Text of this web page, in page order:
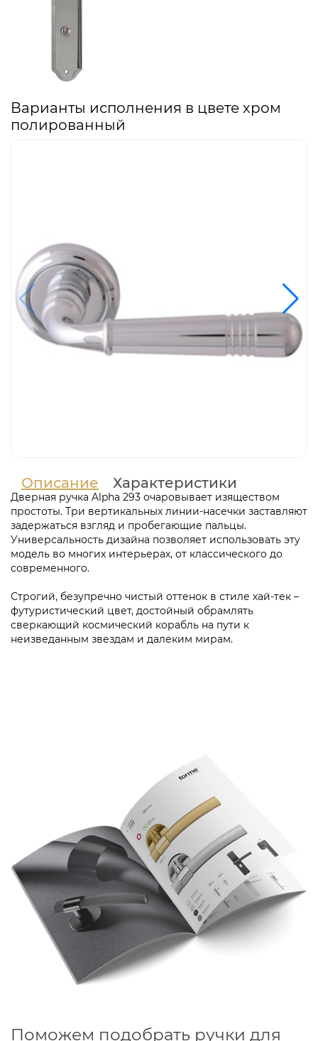
Варианты исполнения в цвете хром
полированный
Описание Характеристики
Дверная ручка Alpha 293 очаровывает изяществом
простоты. Три вертикальных линии-насечки заставляют
задержаться взгляд и пробегающие пальцы.
Универсальность дизайна позволяет использовать эту
модель во многих интерьерах, от классического до
современного.
Строгий, безупречно чистый оттенок в стиле хай-тек –
футуристический цвет, достойный обрамлять
сверкающий космический корабль на пути к
неизведанным звездам и далеким мирам.
Поможем подобрать ручки для